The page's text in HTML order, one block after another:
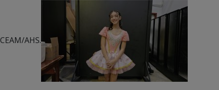
CEAM/AHS.